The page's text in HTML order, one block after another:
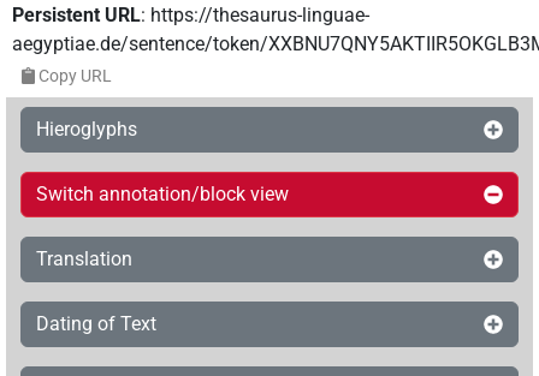
Persistent URL: https://thesaurus-linguae-
aegyptiae.de/sentence/token/
Copy URL
Hieroglyphs
Switch annotation/block view
Translation
Dating of Text